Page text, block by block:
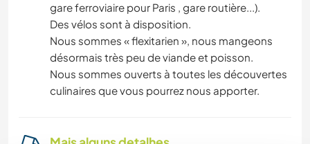
gare ferroviaire pour Paris , gare routière...).
Des vélos sont à disposition.
Nous sommes « flexitarien », nous mangeons
désormais très peu de viande et poisson.
Nous sommes ouverts à toutes les découvertes
culinaires que vous pourrez nous apporter.